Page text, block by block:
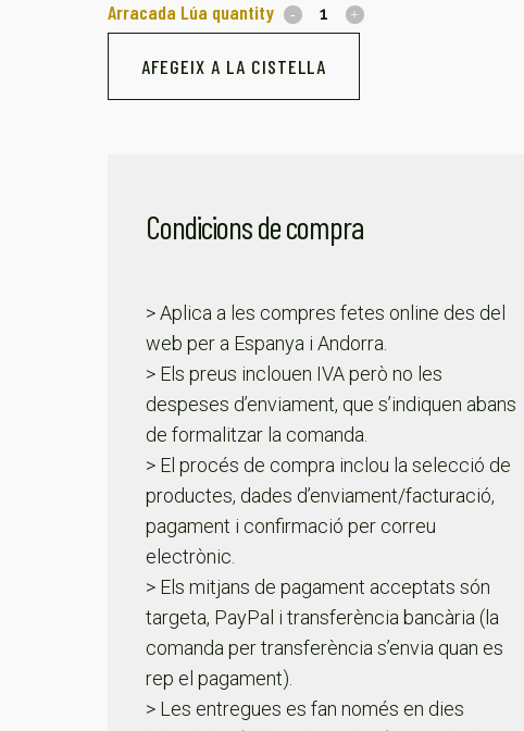
Arracada Lúa quantity
AFEGEIX A LA CISTELLA
Condicions de compra
> Aplica a les compres fetes online des del
web per a Espanya i Andorra.
> Els preus inclouen IVA però no les
despeses d’enviament, que s’indiquen abans
de formalitzar la comanda.
> El procés de compra inclou la selecció de
productes, dades d’enviament/facturació,
pagament i confirmació per correu
electrònic.
> Els mitjans de pagament acceptats són
targeta, PayPal i transferència bancària (la
comanda per transferència s’envia quan es
rep el pagament).
> Les entregues es fan només en dies